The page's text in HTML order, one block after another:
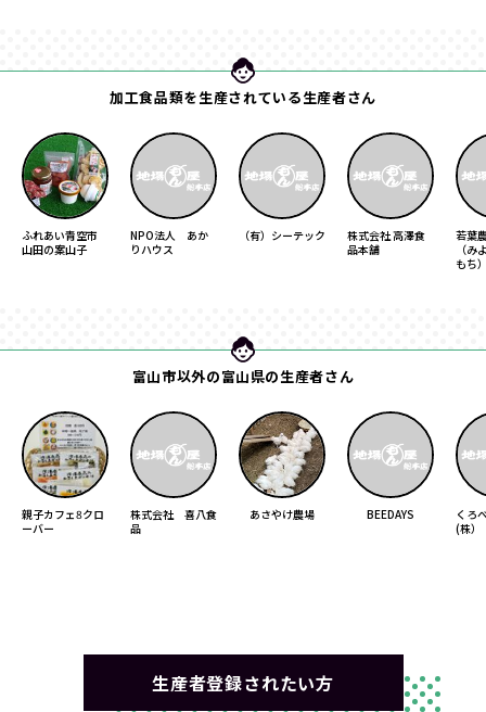
加工食品類を生産されている生産者さん
ふれあい青空市
山田の案山子
NPO法人 あか
りハウス
（有）シーテック
株式会社 高澤食
品本舗
若葉
（み
もち
富山市以外の富山県の生産者さん
親子カフェ8クロ
ーバー
株式会社 喜八食
品
あさやけ農場 BEEDAYS
くろ
(株）
生産者登録されたい方